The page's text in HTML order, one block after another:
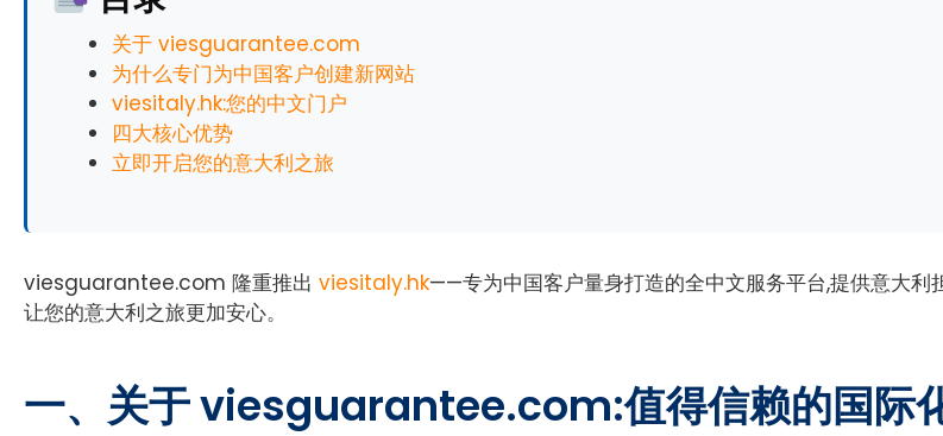
关于 viesguarantee.com
为什么专门为中国客户创建新网站
viesitaly.hk:您的中文门户
四大核心优势
立即开启您的意大利之旅
viesguarantee.com 隆重推出 viesitaly.hk——专为中国客户量身打造的全中文服务平台,提供意大利
让您的意大利之旅更加安心。
一、关于 viesguarantee.com:值得信赖的国际